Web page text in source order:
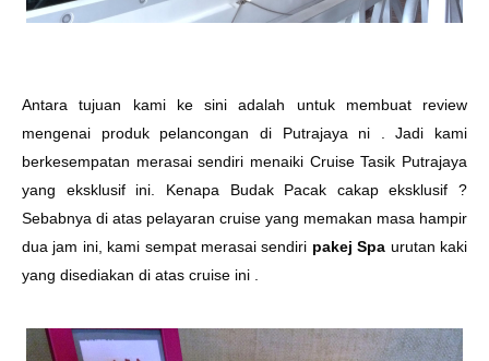
Antara tujuan kami ke sini adalah untuk membuat review
mengenai produk pelancongan di Putrajaya ni . Jadi kami
berkesempatan merasai sendiri menaiki Cruise Tasik Putrajaya
yang eksklusif ini. Kenapa Budak Pacak cakap eksklusif ?
Sebabnya di atas pelayaran cruise yang memakan masa hampir
dua jam ini, kami sempat merasai sendiri pakej Spa urutan kaki
yang disediakan di atas cruise ini .